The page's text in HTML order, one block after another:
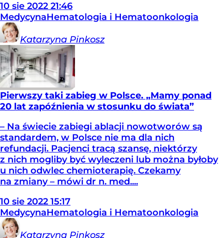
10 sie 2022 21:46
MedycynaHematologia i Hematoonkologia
Katarzyna Pinkosz
Pierwszy taki zabieg w Polsce. „Mamy ponad
20 lat zapóźnienia w stosunku do świata”
– Na świecie zabiegi ablacji nowotworów są
standardem, w Polsce nie ma dla nich
refundacji. Pacjenci tracą szansę, niektórzy
z nich mogliby być wyleczeni lub można byłoby
u nich odwlec chemioterapię. Czekamy
na zmiany – mówi dr n. med....
10 sie 2022 15:17
MedycynaHematologia i Hematoonkologia
Katarzyna Pinkosz